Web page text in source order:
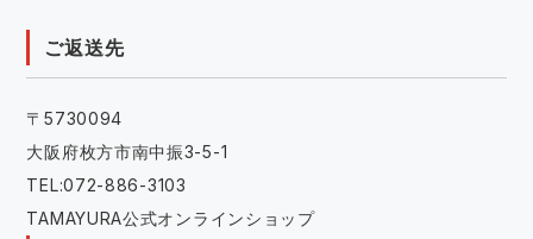
ご返送先
〒5730094
大阪府枚方市南中振3-5-1
TEL:072-886-3103
TAMAYURA公式オンラインショップ